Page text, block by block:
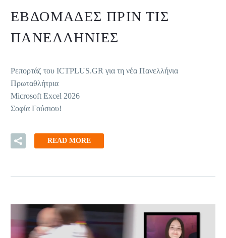
ΕΒΔΟΜΆΔΕΣ ΠΡΙΝ ΤΙΣ
ΠΑΝΕΛΛΉΝΙΕΣ
Ρεπορτάζ του ICTPLUS.GR για τη νέα Πανελλήνια
Πρωταθλήτρια
Microsoft Excel 2026
Σοφία Γούσιου!
READ MORE